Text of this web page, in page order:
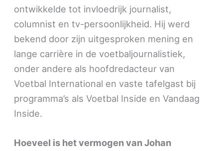
ontwikkelde tot invloedrijk journalist,
columnist en tv-persoonlijkheid. Hij werd
bekend door zijn uitgesproken mening en
lange carrière in de voetbaljournalistiek,
onder andere als hoofdredacteur van
Voetbal International en vaste tafelgast bij
programma’s als Voetbal Inside en Vandaag
Inside.
Hoeveel is het vermogen van Johan